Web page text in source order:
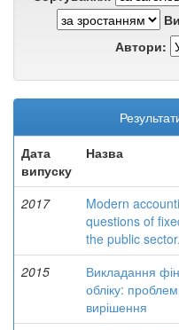
Автори:
Дата
випуску
Назва
2017
Modern
questions of
the public sector.
2015
Викладання
обліку:
вирішення